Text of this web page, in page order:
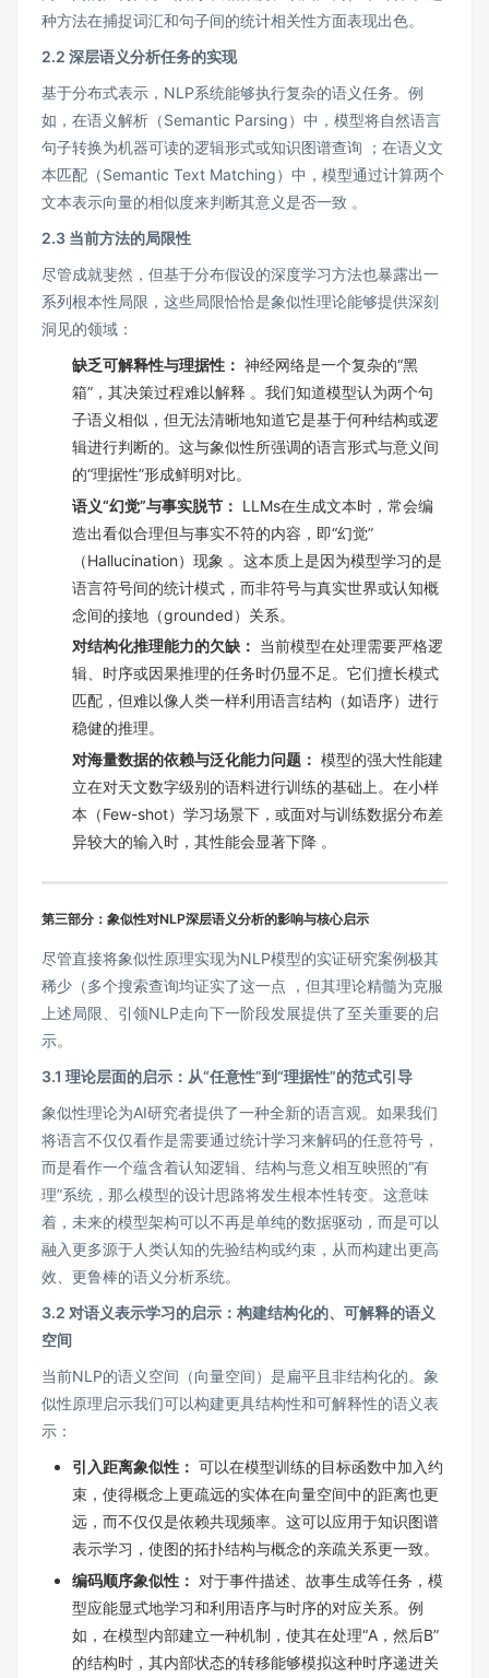
种方法在捕捉词汇和句子间的统计相关性方面表现出色。
2.2 深层语义分析任务的实现
基于分布式表示，NLP系统能够执行复杂的语义任务。例
如，在语义解析（Semantic Parsing）中，模型将自然语言
句子转换为机器可读的逻辑形式或知识图谱查询 ；在语义文
本匹配（Semantic Text Matching）中，模型通过计算两个
文本表示向量的相似度来判断其意义是否一致 。
2.3 当前方法的局限性
尽管成就斐然，但基于分布假设的深度学习方法也暴露出一
系列根本性局限，这些局限恰恰是象似性理论能够提供深刻
洞见的领域：
缺乏可解释性与理据性： 神经网络是一个复杂的“黑
箱”，其决策过程难以解释 。我们知道模型认为两个句
子语义相似，但无法清晰地知道它是基于何种结构或逻
辑进行判断的。这与象似性所强调的语言形式与意义间
的“理据性”形成鲜明对比。
语义“幻觉”与事实脱节： LLMs在生成文本时，常会编
造出看似合理但与事实不符的内容，即“幻觉”
（Hallucination）现象 。这本质上是因为模型学习的是
语言符号间的统计模式，而非符号与真实世界或认知概
念间的接地（grounded）关系。
对结构化推理能力的欠缺： 当前模型在处理需要严格逻
辑、时序或因果推理的任务时仍显不足。它们擅长模式
匹配，但难以像人类一样利用语言结构（如语序）进行
稳健的推理。
对海量数据的依赖与泛化能力问题： 模型的强大性能建
立在对天文数字级别的语料进行训练的基础上。在小样
本（Few-shot）学习场景下，或面对与训练数据分布差
异较大的输入时，其性能会显著下降 。
第三部分：象似性对NLP深层语义分析的影响与核心启示
尽管直接将象似性原理实现为NLP模型的实证研究案例极其
稀少（多个搜索查询均证实了这一点 ，但其理论精髓为克服
上述局限、引领NLP走向下一阶段发展提供了至关重要的启
示。
3.1 理论层面的启示：从“任意性”到“理据性”的范式引导
象似性理论为AI研究者提供了一种全新的语言观。如果我们
将语言不仅仅看作是需要通过统计学习来解码的任意符号，
而是看作一个蕴含着认知逻辑、结构与意义相互映照的“有
理”系统，那么模型的设计思路将发生根本性转变。这意味
着，未来的模型架构可以不再是单纯的数据驱动，而是可以
融入更多源于人类认知的先验结构或约束，从而构建出更高
效、更鲁棒的语义分析系统。
3.2 对语义表示学习的启示：构建结构化的、可解释的语义
空间
当前NLP的语义空间（向量空间）是扁平且非结构化的。象
似性原理启示我们可以构建更具结构性和可解释性的语义表
示：
引入距离象似性： 可以在模型训练的目标函数中加入约
束，使得概念上更疏远的实体在向量空间中的距离也更
远，而不仅仅是依赖共现频率。这可以应用于知识图谱
表示学习，使图的拓扑结构与概念的亲疏关系更一致。
编码顺序象似性： 对于事件描述、故事生成等任务，模
型应能显式地学习和利用语序与时序的对应关系。例
如，在模型内部建立一种机制，使其在处理“A，然后B”
的结构时，其内部状态的转移能够模拟这种时序递进关